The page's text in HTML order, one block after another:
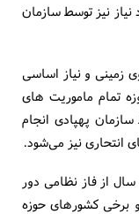
نیز توسط سازمان
زمینی و نیاز اساسی
تمام ماموریت های
پهپادی انجام
انتحاری نیز می‌شود.
از فاز نظامی دور
برخی کشورهای حوزه